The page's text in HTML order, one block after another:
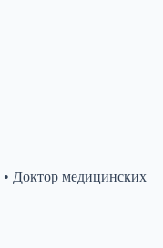
• Доктор медицинских